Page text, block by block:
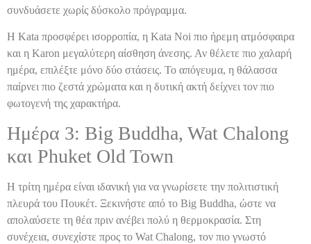
συνδυάσετε χωρίς δύσκολο πρόγραμμα.
Η Kata προσφέρει ισορροπία, η Kata Noi πιο ήρεμη ατμόσφαιρα
και η Karon μεγαλύτερη αίσθηση άνεσης. Αν θέλετε πιο χαλαρή
ημέρα, επιλέξτε μόνο δύο στάσεις. Το απόγευμα, η θάλασσα
παίρνει πιο ζεστά χρώματα και η δυτική ακτή δείχνει τον πιο
φωτογενή της χαρακτήρα.
Ημέρα 3: Big Buddha, Wat Chalong
και Phuket Old Town
Η τρίτη ημέρα είναι ιδανική για να γνωρίσετε την πολιτιστική
πλευρά του Πουκέτ. Ξεκινήστε από το Big Buddha, ώστε να
απολαύσετε τη θέα πριν ανέβει πολύ η θερμοκρασία. Στη
συνέχεια, συνεχίστε προς το Wat Chalong, τον πιο γνωστό